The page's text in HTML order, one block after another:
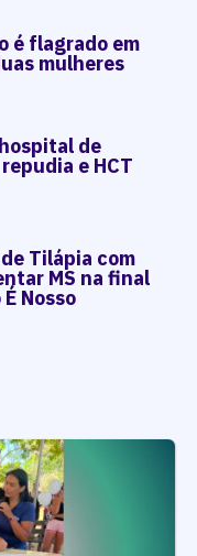
é flagrado em
mulheres
de
e HCT
Tilápia com
MS na final
Nosso